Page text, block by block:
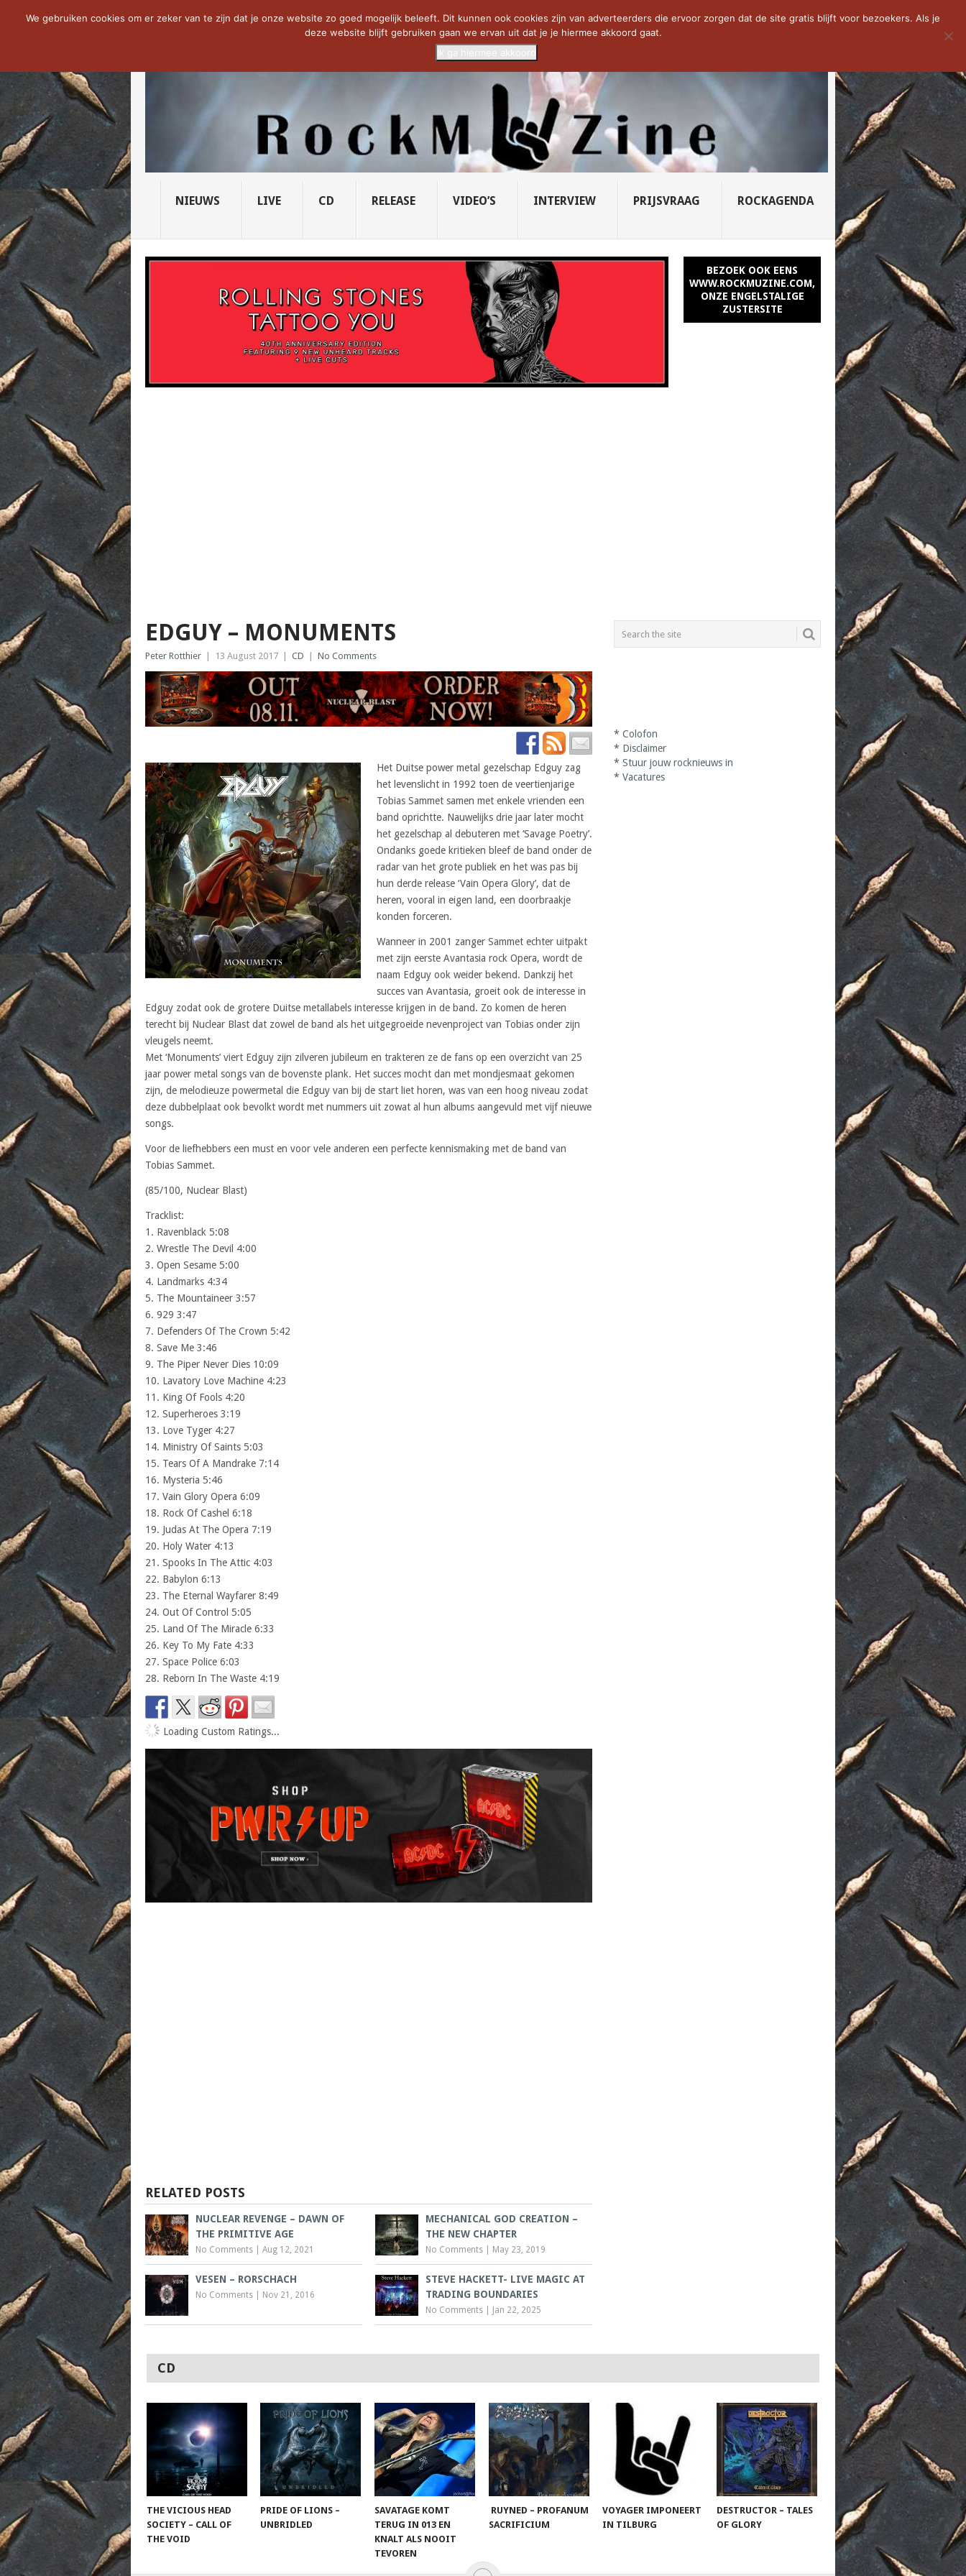
NOW TRENDING: THE VICIOUS HEAD SOCIETY... PRIDE OF LIONS – U... SAVATAGE KOMT TERUG IN 0... CD VAN DE WEEK: SLEEPING...
NIEUWS LIVE CD RELEASE VIDEO’S INTERVIEW PRIJSVRAAG ROCKAGENDA
BEZOEK OOK EENS
WWW.ROCKMUZINE.COM,
ONZE ENGELSTALIGE
ZUSTERSITE
EDGUY – MONUMENTS
Peter Rotthier 13 August 2017 CD No Comments
Het Duitse power metal gezelschap Edguy zag
het levenslicht in 1992 toen de veertienjarige
Tobias Sammet samen met enkele vrienden een
band oprichtte. Nauwelijks drie jaar later mocht
het gezelschap al debuteren met ‘Savage Poetry’.
Ondanks goede kritieken bleef de band onder de
radar van het grote publiek en het was pas bij
hun derde release ‘Vain Opera Glory’, dat de
heren, vooral in eigen land, een doorbraakje
konden forceren.
Wanneer in 2001 zanger Sammet echter uitpakt
met zijn eerste Avantasia rock Opera, wordt de
naam Edguy ook weider bekend. Dankzij het
succes van Avantasia, groeit ook de interesse in
Edguy zodat ook de grotere Duitse metallabels interesse krijgen in de band. Zo komen de heren
terecht bij Nuclear Blast dat zowel de band als het uitgegroeide nevenproject van Tobias onder zijn
vleugels neemt.
Met ‘Monuments’ viert Edguy zijn zilveren jubileum en trakteren ze de fans op een overzicht van 25
jaar power metal songs van de bovenste plank. Het succes mocht dan met mondjesmaat gekomen
zijn, de melodieuze powermetal die Edguy van bij de start liet horen, was van een hoog niveau zodat
deze dubbelplaat ook bevolkt wordt met nummers uit zowat al hun albums aangevuld met vijf nieuwe
songs.
Voor de liefhebbers een must en voor vele anderen een perfecte kennismaking met de band van
Tobias Sammet.
(85/100, Nuclear Blast)
Tracklist:
1. Ravenblack 5:08
2. Wrestle The Devil 4:00
3. Open Sesame 5:00
4. Landmarks 4:34
5. The Mountaineer 3:57
6. 929 3:47
7. Defenders Of The Crown 5:42
8. Save Me 3:46
9. The Piper Never Dies 10:09
10. Lavatory Love Machine 4:23
11. King Of Fools 4:20
12. Superheroes 3:19
13. Love Tyger 4:27
14. Ministry Of Saints 5:03
15. Tears Of A Mandrake 7:14
16. Mysteria 5:46
17. Vain Glory Opera 6:09
18. Rock Of Cashel 6:18
19. Judas At The Opera 7:19
20. Holy Water 4:13
21. Spooks In The Attic 4:03
22. Babylon 6:13
23. The Eternal Wayfarer 8:49
24. Out Of Control 5:05
25. Land Of The Miracle 6:33
26. Key To My Fate 4:33
27. Space Police 6:03
28. Reborn In The Waste 4:19
Loading Custom Ratings...
RELATED POSTS
NUCLEAR REVENGE – DAWN OF
THE PRIMITIVE AGE
No Comments Aug 12, 2021
MECHANICAL GOD CREATION –
THE NEW CHAPTER
No Comments May 23, 2019
VESEN – RORSCHACH
No Comments Nov 21, 2016
STEVE HACKETT- LIVE MAGIC AT
TRADING BOUNDARIES
No Comments Jan 22, 2025
*Colofon
* Disclaimer
*Stuur jouw rocknieuws in
*Vacatures
CD
THE VICIOUS HEAD
SOCIETY – CALL OF
THE VOID
PRIDE OF LIONS –
UNBRIDLED
SAVATAGE KOMT
TERUG IN 013 EN
KNALT ALS NOOIT
TEVOREN
RUYNED – PROFANUM
SACRIFICIUM
VOYAGER IMPONEERT
IN TILBURG
DESTRUCTOR – TALES
OF GLORY
We gebruiken cookies om er zeker van te zijn dat je onze website zo goed mogelijk beleeft. Dit kunnen ook cookies zijn van adverteerders die ervoor zorgen dat de site gratis blijft voor bezoekers. Als je
deze website blijft gebruiken gaan we ervan uit dat je je hiermee akkoord gaat.
Ik ga hiermee akkoord